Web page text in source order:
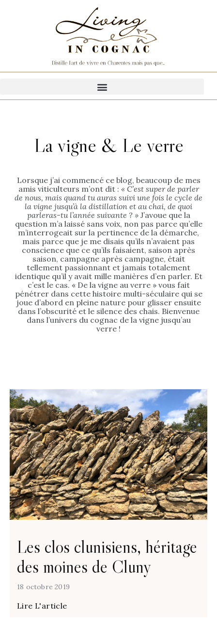
La vigne & Le verre
Lorsque j’ai commencé ce blog, beaucoup de mes
amis viticulteurs m’ont dit : « C’est super de parler
de nous, mais quand tu auras suivi une fois le cycle de
la vigne jusqu’à la distillation et au chai, de quoi
parleras-tu l’année suivante ? » J’avoue que la
question m’a laissé sans voix, non pas parce qu’elle
m’interrogeait sur la pertinence de la démarche,
mais parce que je me disais qu’ils n’avaient pas
conscience que ce qu’ils faisaient, saison après
saison, campagne après campagne, était
tellement passionnant et jamais totalement
identique qu’il y avait mille manières d’en parler. Et
c’est le cas. « De la vigne au verre » vous fait
pénétrer dans cette histoire multi-séculaire qui se
joue d’abord en pleine nature pour glisser ensuite
dans l’obscurité et le silence des chais. Bienvenue
dans l’univers du cognac de la vigne jusqu’au
verre !
Les clos clunisiens, héritage
des moines de Cluny
18 octobre 2019
Lire L'article